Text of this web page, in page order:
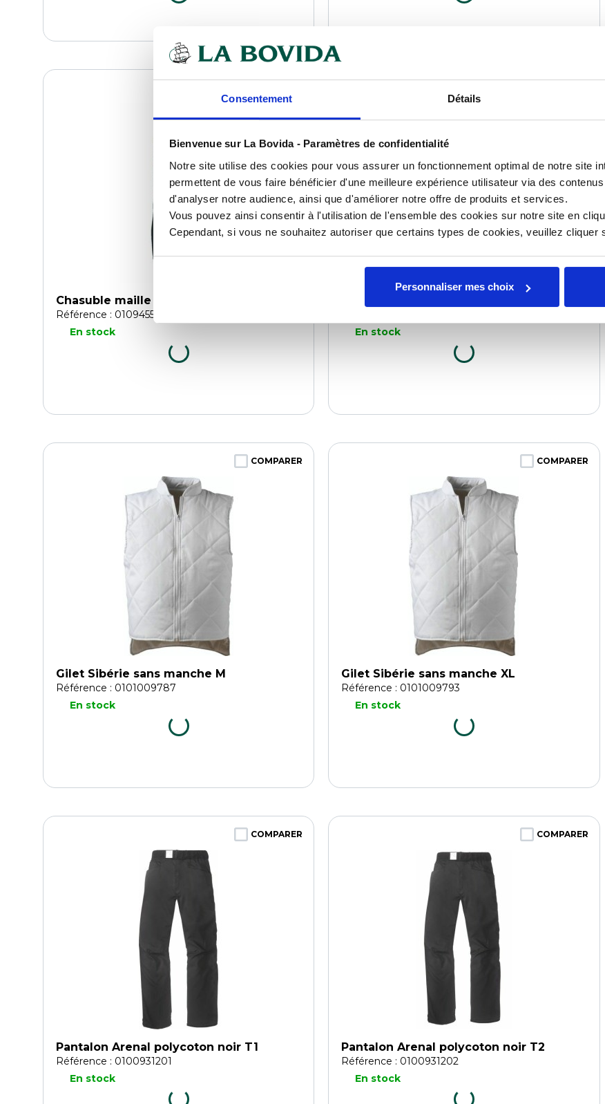
Consentement Détails
Bienvenue sur La Bovida - Paramètres de confidentialité
Notre site utilise des cookies pour vous assurer un fonctionnement optimal de notre site
permettent de vous faire bénéficier d'une meilleure expérience utilisateur via des
d'analyser notre audience, ainsi que d'améliorer notre offre de produits et services.
Vous pouvez ainsi consentir à l'utilisation de l'ensemble des cookies sur notre site en
Cependant, si vous ne souhaitez autoriser que certains types de cookies, veuillez cliquer
Personnaliser mes choix
Chasuble maille Honoré T0 à T2
Référence : 0109455786
En stock
En stock
Gilet Sibérie sans manche M
Référence : 0101009787
En stock
COMPARER
Gilet Sibérie sans manche XL
Référence : 0101009793
En stock
COMPARER
Pantalon Arenal polycoton noir T1
Référence : 0100931201
En stock
COMPARER
Pantalon Arenal polycoton noir T2
Référence : 0100931202
En stock
COMPARER